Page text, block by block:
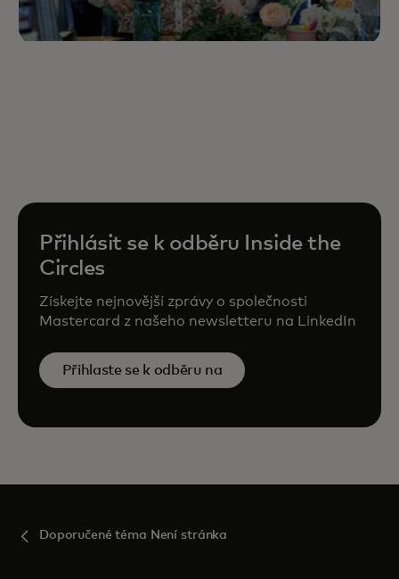
Přihlásit se k odběru Inside the
Circles
Získejte nejnovější zprávy o společnosti
Mastercard z našeho newsletteru na LinkedIn
Přihlaste se k odběru na
Doporučené téma Není stránka